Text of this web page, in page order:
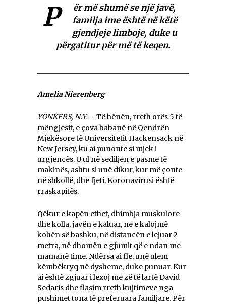
P
ër më shumë se një javë,
familja ime është në këtë
gjendjeje limboje, duke u
përgatitur për më të keqen.
Amelia Nierenberg
YONKERS, N.Y. –Të hënën, rreth orës 5 të
mëngjesit, e çova babanë në Qendrën
Mjekësore të Universitetit Hackensack në
New Jersey, ku ai punonte si mjek i
urgjencës. U ul në sediljen e pasme të
makinës, ashtu si unë dikur, kur më çonte
në shkollë, dhe fjeti. Koronavirusi është
rraskapitës.
Qëkur e kapën ethet, dhimbja muskulore
dhe kolla, javën e kaluar, ne e kalojmë
kohën së bashku, në distancën e lejuar 2
metra, në dhomën e gjumit që e ndan me
mamanë time. Ndërsa ai fle, unë ulem
këmbëkryq në dysheme, duke punuar. Kur
ai është zgjuar i lexoj me zë të lartë David
Sedaris dhe flasim rreth kujtimeve nga
pushimet tona të preferuara familjare. Për